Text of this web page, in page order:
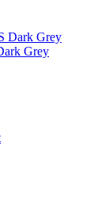
Grey